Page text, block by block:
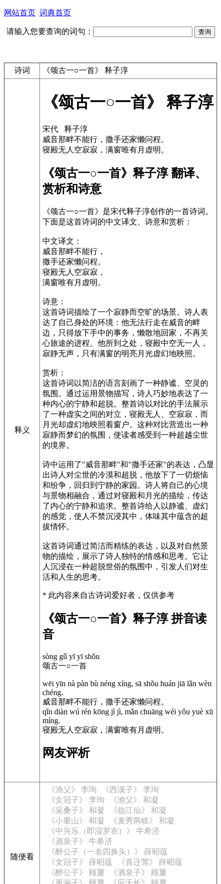
网站首页 词典首页
请输入您要查询的词句：
诗词 《颂古一○一首》 释子淳
释义
《颂古一○一首》 释子淳
宋代 释子淳
威音那畔不能行，撒手还家懒问程。
寝殿无人空寂寂，满窗唯有月虚明。
《颂古一○一首》释子淳 翻译、
赏析和诗意
《颂古一○一首》是宋代释子淳创作的一首诗词。
下面是这首诗词的中文译文、诗意和赏析：
中文译文：
威音那畔不能行，
撒手还家懒问程。
寝殿无人空寂寂，
满窗唯有月虚明。
诗意：
这首诗词描绘了一个寂静而空旷的场景。诗人表
达了自己身处的环境：他无法行走在威音的畔
边，只得放下手中的事务，懒散地回家，不再关
心旅途的进程。他所到之处，寝殿中空无一人，
寂静无声，只有满窗的明亮月光虚幻地映照。
赏析：
这首诗词以简洁的语言刻画了一种静谧、空灵的
氛围。通过运用景物描写，诗人巧妙地表达了一
种内心的宁静和超脱。整首诗以对比的手法展示
了一种虚实之间的对立，寝殿无人、空寂寂，而
月光却虚幻地映照着窗户。这种对比营造出一种
寂静而梦幻的氛围，使读者感受到一种超越尘世
的境界。
诗中运用了"威音那畔"和"撒手还家"的表达，凸显
出诗人对尘世的冷漠和超脱，他放下了一切烦恼
和纷争，回归到宁静的家园。诗人将自己的心境
与景物相融合，通过对寝殿和月光的描绘，传达
了内心的宁静和追求。整首诗给人以静谧、虚幻
的感觉，使人不禁沉浸其中，体味其中蕴含的超
拔情怀。
这首诗词通过简洁而精练的表达，以及对自然景
物的描绘，展示了诗人独特的情感和思考。它让
人沉浸在一种超脱世俗的氛围中，引发人们对生
活和人生的思考。
* 此内容来自古诗词爱好者，仅供参考
《颂古一○一首》释子淳 拼音读
音
sòng gǔ yī yī shǒu
颂古一○一首
wēi yīn nà pàn bù néng xíng, sā shǒu huán jiā lǎn wèn
chéng.
威音那畔不能行，撒手还家懒问程。
qǐn diàn wú rén kōng jì jì, mǎn chuāng wéi yǒu yuè xū
míng.
寝殿无人空寂寂，满窗唯有月虚明。
网友评析
随便看
《渔父》 李珣
《西溪子》 李珣
《女冠子》 李珣
《渔父》 和凝
《采桑子》 和凝
《临江仙》 和凝
《小重山》 和凝
《麦秀两岐》 和凝
《中兴乐（即湿罗衣）》 牛希济
《酒泉子》 牛希济
《醉公子（一名四换头）》 薛昭蕴
《女冠子》 薛昭蕴
《喜迁莺》 薛昭蕴
《醉公子》 顾夐
《酒泉子》 顾夐